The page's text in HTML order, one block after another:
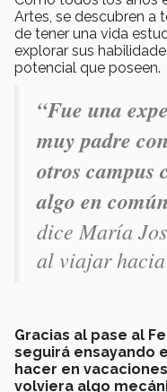
Artes, se descubren a
de tener una vida
explorar sus
potencial que poseen.
“Fue una
muy padre
otros campus
algo en
dice María
al viajar hacia
Gracias al pase al
seguirá ensayando
hacer en
volviera algo